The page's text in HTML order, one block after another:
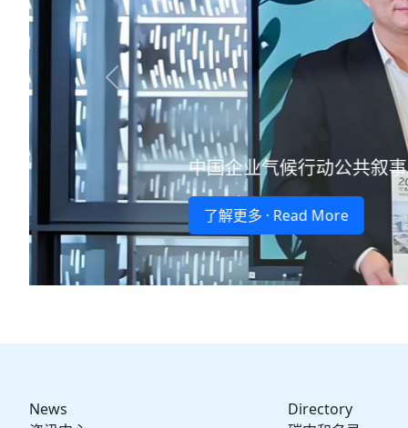
Let more people
让更多人跑赢“黄金四分钟”
Previous
News
Directory